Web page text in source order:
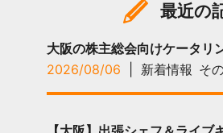
最近の
大阪の株主総会向けケータリ
2026/08/06
新着情報 そ